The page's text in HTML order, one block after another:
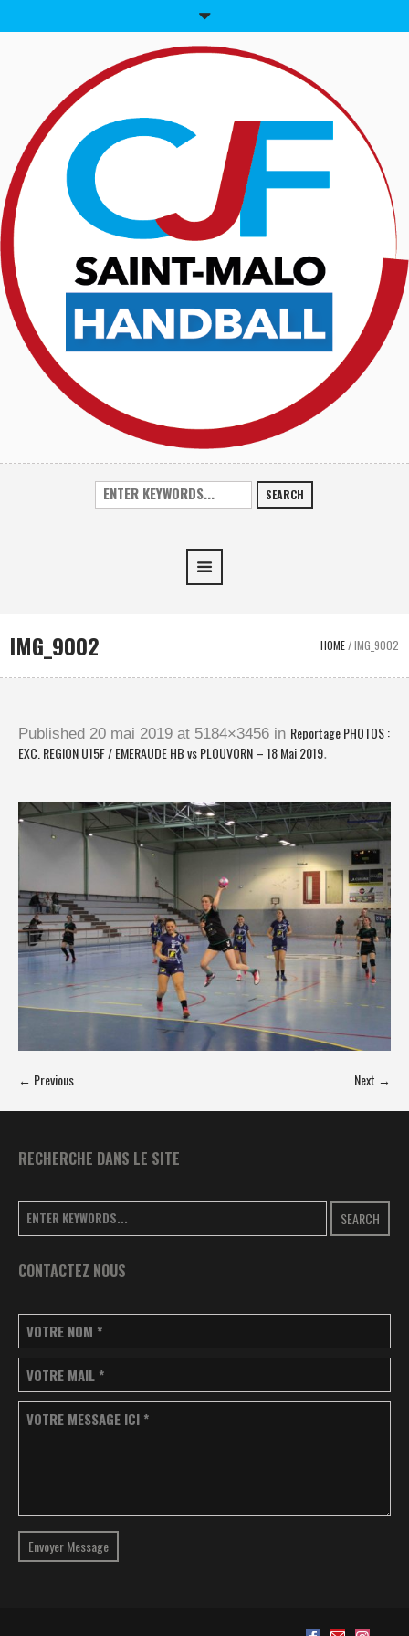
SEARCH
IMG_9002 HOME/IMG_9002
Published 20 mai 2019 at 5184×3456 in Reportage PHOTOS :
EXC. REGION U15F / EMERAUDE HB vs PLOUVORN – 18 Mai 2019.
← Previous Next →
RECHERCHE DANS LE SITE
SEARCH
CONTACTEZ NOUS
VOTRE NOM *
VOTRE MAIL *
VOTRE MESSAGE ICI *
Envoyer Message